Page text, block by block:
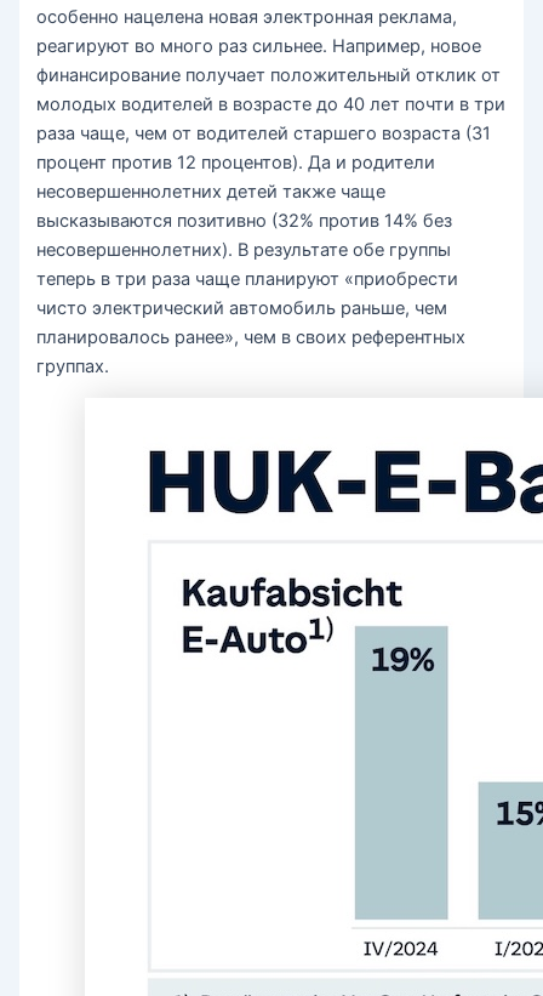
особенно нацелена новая электронная реклама,
реагируют во много раз сильнее. Например, новое
финансирование получает положительный отклик от
молодых водителей в возрасте до 40 лет почти в три
раза чаще, чем от водителей старшего возраста (31
процент против 12 процентов). Да и родители
несовершеннолетних детей также чаще
высказываются позитивно (32% против 14% без
несовершеннолетних). В результате обе группы
теперь в три раза чаще планируют «приобрести
чисто электрический автомобиль раньше, чем
планировалось ранее», чем в своих референтных
группах.